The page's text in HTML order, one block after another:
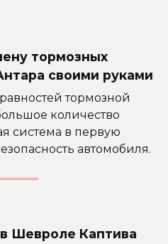
тормозных
своими руками
тормозной
количество
система в первую
автомобиля.
Шевроле Каптива